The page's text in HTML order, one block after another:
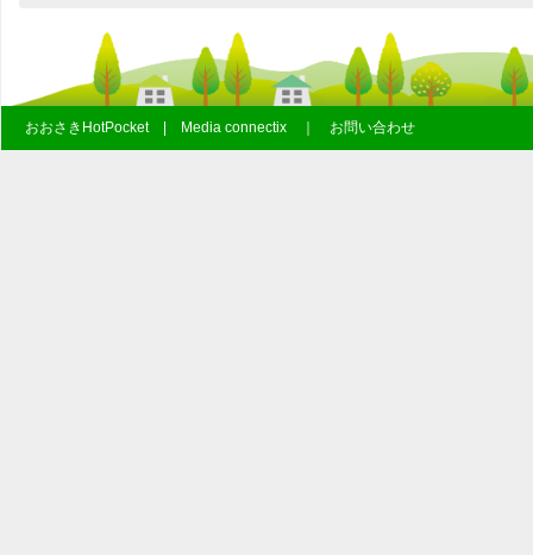
おおさきHotPocket | Media connectix ｜ お問い合わせ